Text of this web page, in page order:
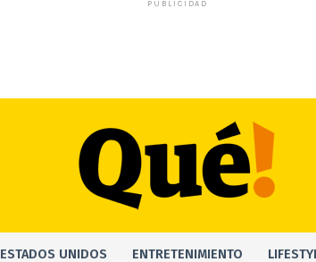
PUBLICIDAD
ESTADOS UNIDOS ENTRETENIMIENTO